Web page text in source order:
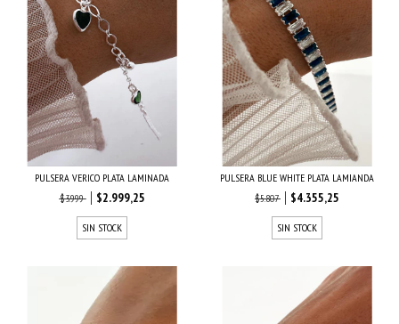
PULSERA VERICO PLATA LAMINADA
$3.999
$2.999,25
SIN STOCK
PULSERA BLUE WHITE PLATA LAMIANDA
$5.807
$4.355,25
SIN STOCK